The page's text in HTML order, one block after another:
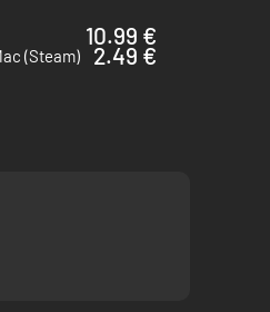
o lanciati in missioni
10.99 €
(Steam)
2.49 €